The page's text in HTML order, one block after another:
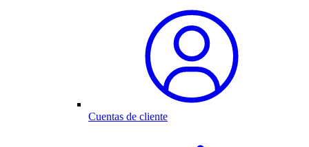
Cuentas de cliente